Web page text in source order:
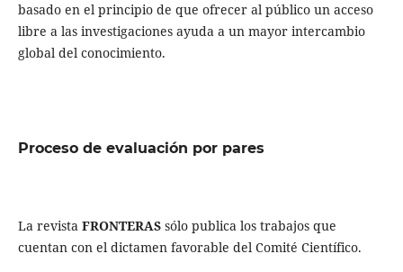
basado en el principio de que ofrecer al público un acceso
libre a las investigaciones ayuda a un mayor intercambio
global del conocimiento.
Proceso de evaluación por pares
La revista FRONTERASsólo publica los trabajos que
cuentan con el dictamen favorable del Comité Científico.